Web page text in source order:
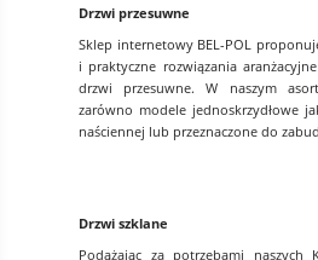
Drzwi przesuwne
Sklep internetowy BEL-POL
i praktyczne rozwiązania
drzwi przesuwne. W naszym
zarówno modele jednoskrzydłowe
naściennej lub przeznaczone do
Drzwi szklane
Podążając za potrzebami naszych